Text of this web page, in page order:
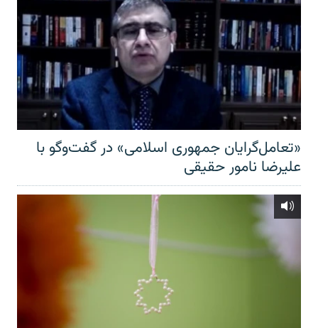
«تعامل‌گرایان جمهوری اسلامی» در گفت‌وگو با
علیرضا نامور حقیقی